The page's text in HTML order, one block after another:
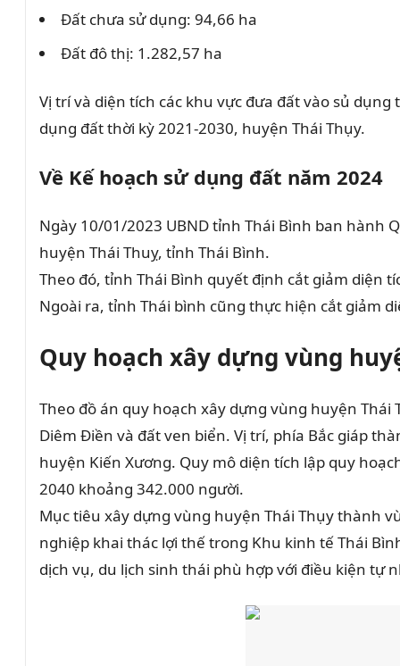
Đất chưa sử dụng: 94,66 ha
Đất đô thị: 1.282,57 ha
Vị trí và diện tích các khu vực đưa đất vào sủ
dụng đất thời kỳ 2021-2030, huyện Thái Thụy.
Về Kế hoạch sử dụng đất năm 2024
Ngày 10/01/2023 UBND tỉnh Thái Bình ban hành
huyện Thái Thuỵ, tỉnh Thái Bình.
Theo đó, tỉnh Thái Bình quyết định cắt giảm diện
Ngoài ra, tỉnh Thái bình cũng thực hiện cắt giảm
Quy hoạch xây dựng vùng
Theo đồ án quy hoạch xây dựng vùng huyện
Diêm Điền và đất ven biển. Vị trí, phía Bắc giáp
huyện Kiến Xương. Quy mô diện tích lập quy
2040 khoảng 342.000 người.
Mục tiêu xây dựng vùng huyện Thái Thụy thành
nghiệp khai thác lợi thế trong Khu kinh tế Thái
dịch vụ, du lịch sinh thái phù hợp với điều kiện tự